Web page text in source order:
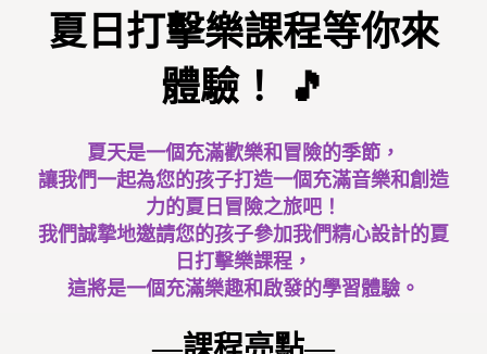
夏日打擊樂課程等你來
體驗！ 🎵
夏天是一個充滿歡樂和冒險的季節，
讓我們一起為您的孩子打造一個充滿音樂和創造
力的夏日冒險之旅吧！
我們誠摯地邀請您的孩子參加我們精心設計的夏
日打擊樂課程，
這將是一個充滿樂趣和啟發的學習體驗。